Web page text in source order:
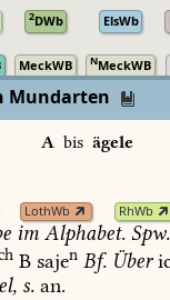
2DWb ElsWb
MeckWB NMeckWB
Mundarten
Abis ägele
LothWb RhWb
im Alphabet. Spw.
B sajen Bf. Über
s. an.